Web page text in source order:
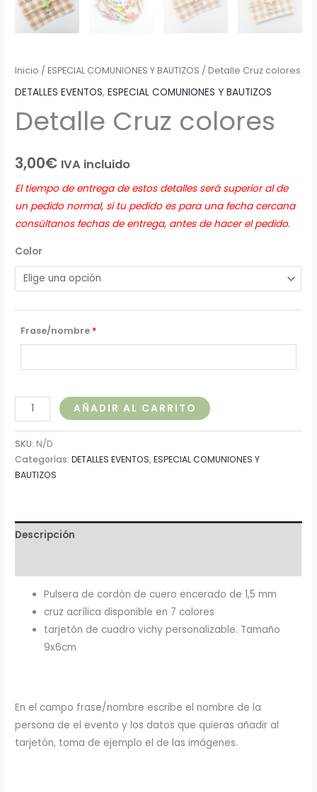
Inicio /ESPECIAL COMUNIONES Y BAUTIZOS / Detalle Cruz colores
DETALLES EVENTOS,ESPECIAL COMUNIONES Y BAUTIZOS
Detalle Cruz colores
3,00€ IVA incluido
El tiempo de entrega de estos detalles será superior al de
un pedido normal, si tu pedido es para una fecha cercana
consúltanos fechas de entrega, antes de hacer el pedido.
Color
Frase/nombre *
AÑADIR AL CARRITO
SKU: N/D
Categorías:DETALLES EVENTOS,ESPECIAL COMUNIONES Y
BAUTIZOS
Descripción
Pulsera de cordón de cuero encerado de 1,5 mm
cruz acrílica disponible en 7 colores
tarjetón de cuadro vichy personalizable. Tamaño
9x6cm
En el campo frase/nombre escribe el nombre de la
persona de el evento y los datos que quieras añadir al
tarjetón, toma de ejemplo el de las imágenes.